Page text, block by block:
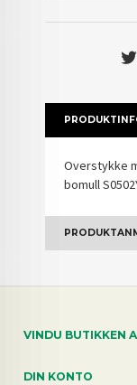
Overstykke
bomull
VINDU BUTIKKEN
DIN KONTO